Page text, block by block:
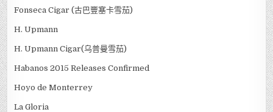
Fonseca Cigar (古巴豐塞卡雪茄)
H. Upmann
H. Upmann Cigar(乌普曼雪茄)
Habanos 2015 Releases Confirmed
Hoyo de Monterrey
La Gloria